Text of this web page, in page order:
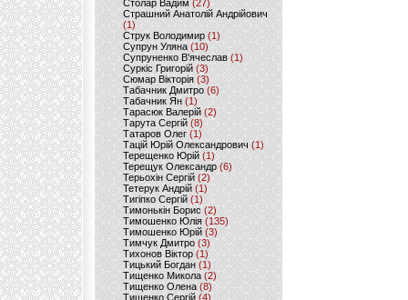
Столар Вадим(27)
Страшний Анатолій Андрійович
(1)
Струк Володимир (1)
Супрун Уляна (10)
Супруненко В'ячеслав (1)
Суркіс Григорій (3)
Сюмар Вікторія (3)
Табачник Дмитро (6)
Табачник Ян(1)
Тарасюк Валерій (2)
Тарута Сергій (8)
Татаров Олег(1)
Тацій Юрій Олександрович(1)
Терещенко Юрій(1)
Терещук Олександр(6)
Терьохін Сергій (2)
Тетерук Андрій (1)
Тигіпко Сергій(1)
Тимонькін Борис (2)
Тимошенко Юлія (135)
Тимошенко Юрій(3)
Тимчук Дмитро (3)
Тихонов Віктор (1)
Тицький Богдан (1)
Тищенко Микола (2)
Тищенко Олена (8)
Тищенко Сергій (4)